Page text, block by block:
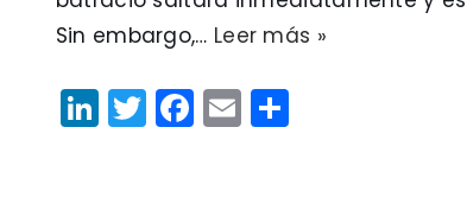
Sin embargo,… Leer más »
Li
n
T
w
F
a
E
m
C